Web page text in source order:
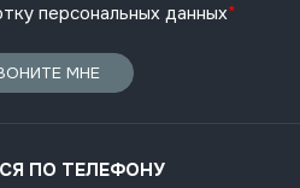
персональных данных*
МНЕ
ПО ТЕЛЕФОНУ